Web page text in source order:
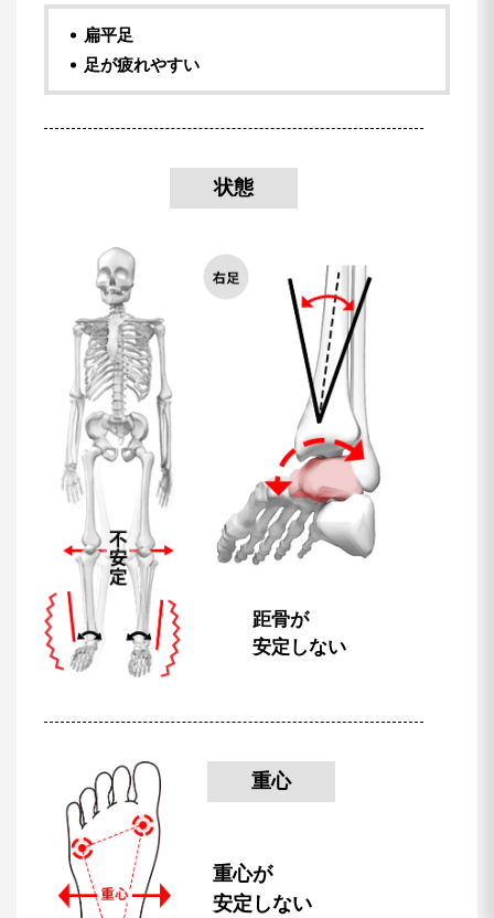
扁平足
足が疲れやすい
状態
距骨が
安定しない
重心
重心が
安定しない